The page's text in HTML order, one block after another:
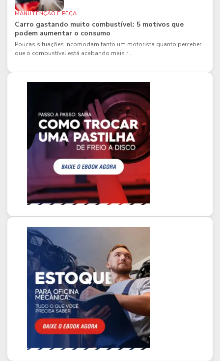
MANUTENÇÃO E PEÇA
Carro gastando muito combustível: 5 motivos que
podem aumentar o consumo
Poucas situações incomodam tanto um motorista quanto perceber
que o combustível está acabando mais r...